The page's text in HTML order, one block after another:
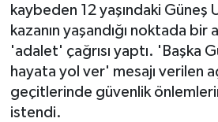
kaybeden 12 yaşındaki Güneş
kazanın yaşandığı noktada bir
'adalet' çağrısı yaptı. 'Başka
hayata yol ver' mesajı verilen
geçitlerinde güvenlik
istendi.
Sağlık
Yemek
Manşet Haberi
Son Dakika Haberleri
Haber Arşivi